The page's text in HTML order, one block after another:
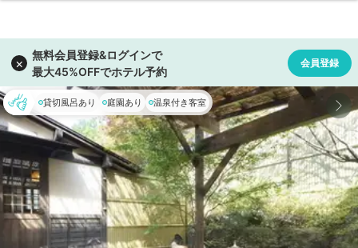
貸切風呂あり 庭園あり 温泉付き客室